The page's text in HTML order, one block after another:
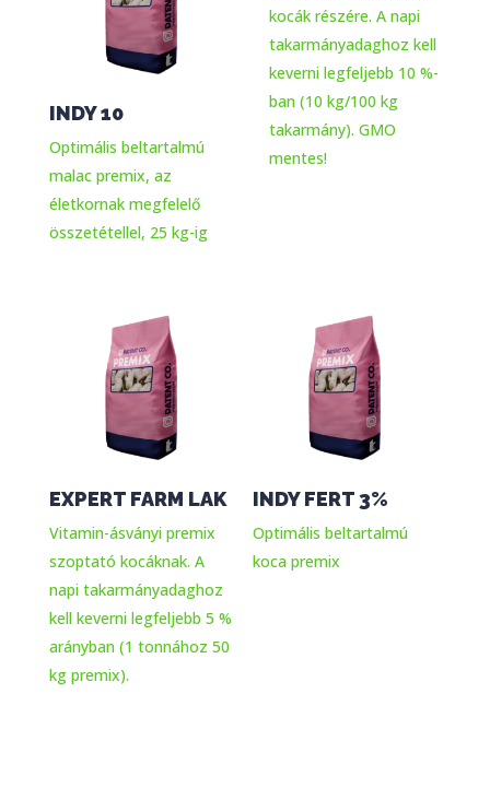
INDY 10
Optimális beltartalmú
malac premix, az
életkornak megfelelő
összetétellel, 25 kg-ig
kocák részére. A napi
takarmányadaghoz kell
keverni legfeljebb 10 %-
ban (10 kg/100 kg
takarmány). GMO
mentes!
EXPERT FARM LAK
Vitamin-ásványi premix
szoptató kocáknak. A
napi takarmányadaghoz
kell keverni legfeljebb 5 %
arányban (1 tonnához 50
kg premix).
INDY FERT 3%
Optimális beltartalmú
koca premix